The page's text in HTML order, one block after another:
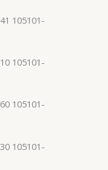
105101-
105101-
105101-
105101-